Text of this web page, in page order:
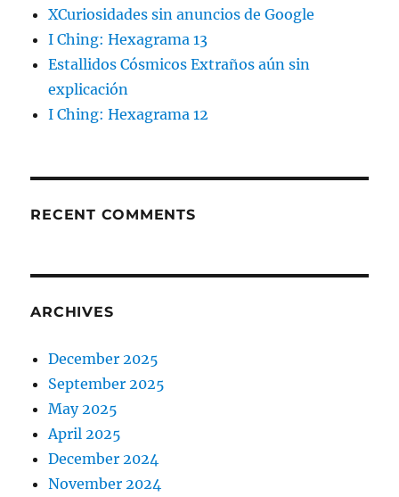
XCuriosidades sin anuncios de Google
I Ching: Hexagrama 13
Estallidos Cósmicos Extraños aún sin
explicación
I Ching: Hexagrama 12
RECENT COMMENTS
ARCHIVES
December 2025
September 2025
May 2025
April 2025
December 2024
November 2024